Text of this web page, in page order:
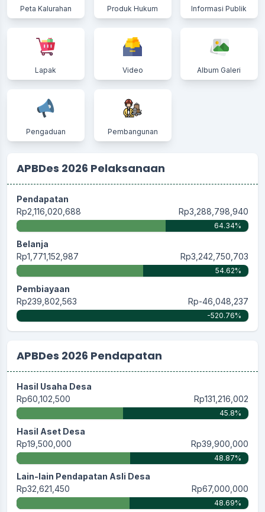
Peta Kalurahan Produk Hukum Informasi Publik
Lapak Video Album Galeri
Pengaduan Pembangunan
APBDes 2026 Pelaksanaan
Pendapatan
Rp2,116,020,688
Rp3,288,798,940
64.34%
Belanja
Rp1,771,152,987
Rp3,242,750,703
54.62%
Pembiayaan
Rp239,802,563
Rp-46,048,237
-520.76%
APBDes 2026 Pendapatan
Hasil Usaha Desa
Rp60,102,500
Rp131,216,002
45.8%
Hasil Aset Desa
Rp19,500,000
Rp39,900,000
48.87%
Lain-lain Pendapatan Asli Desa
Rp32,621,450
Rp67,000,000
48.69%